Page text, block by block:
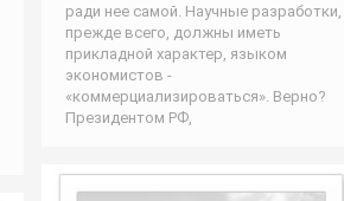
ради нее самой. Научные разработки,
прежде всего, должны иметь
прикладной характер, языком
экономистов -
«коммерциализироваться». Верно?
Президентом РФ,